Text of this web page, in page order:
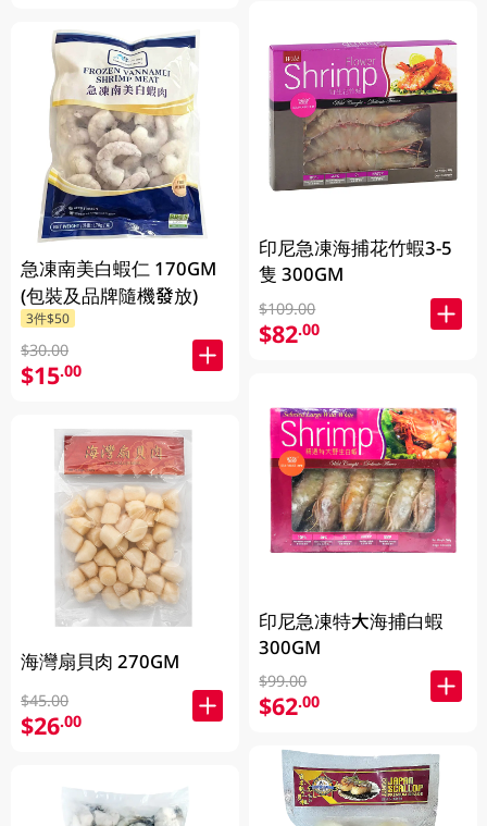
急凍南美白蝦仁 170GM
(包裝及品牌隨機發放)
3件$50
$30.00
$15.00
海灣扇貝肉 270GM
$45.00
$26.00
印尼急凍海捕花竹蝦3-5
隻 300GM
$109.00
$82.00
印尼急凍特大海捕白蝦
300GM
$99.00
$62.00